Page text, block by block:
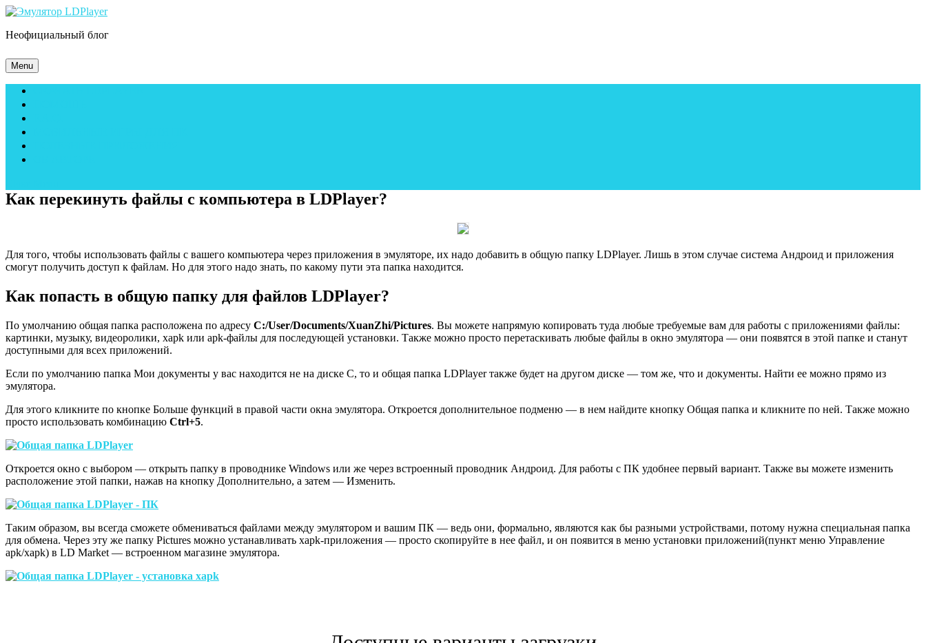
Skip
content
to
content
Неофициальный блог
MenuMenu
Menu
Как перекинуть файлы с компьютера в LDPlayer?
Для того, чтобы использовать файлы с вашего компьютера через приложения в эмуляторе, их надо добавить в общую папку LDPlayer. Лишь в этом случае система Андроид и приложения
смогут получить доступ к файлам. Но для этого надо знать, по какому пути эта папка находится.
Как попасть в общую папку для файлов LDPlayer?
По умолчанию общая папка расположена по адресу C:/User/Documents/XuanZhi/Pictures. Вы можете напрямую копировать туда любые требуемые вам для работы с приложениями файлы:
картинки, музыку, видеоролики, xapk или apk-файлы для последующей установки. Также можно просто перетаскивать любые файлы в окно эмулятора — они появятся в этой папке и станут
доступными для всех приложений.
Если по умолчанию папка Мои документы у вас находится не на диске C, то и общая папка LDPlayer также будет на другом диске — том же, что и документы. Найти ее можно прямо из
эмулятора.
Для этого кликните по кнопке Больше функций в правой части окна эмулятора. Откроется дополнительное подменю — в нем найдите кнопку Общая папка и кликните по ней. Также можно
просто использовать комбинацию Ctrl+5.
Откроется окно с выбором — открыть папку в проводнике Windows или же через встроенный проводник Андроид. Для работы с ПК удобнее первый вариант. Также вы можете изменить
расположение этой папки, нажав на кнопку Дополнительно, а затем — Изменить.
Таким образом, вы всегда сможете обмениваться файлами между эмулятором и вашим ПК — ведь они, формально, являются как бы разными устройствами, потому нужна специальная папка
для обмена. Через эту же папку Pictures можно устанавливать xapk-приложения — просто скопируйте в нее файл, и он появится в меню установки приложений(пункт меню Управление
apk/xapk) в LD Market — встроенном магазине эмулятора.